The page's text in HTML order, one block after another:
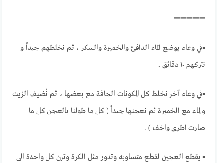
➖➖➖➖➖
▪في وعاء يوضع الماء الدافئ والخميرة والسكر ، ثم نخلطهم جيداً و
نتركهم ١٠ دقائق .
▪في وعاء آخر نخلط كل المكونات الجافة مع بعضها ، ثم نُضيف الزيت
والماء مع الخميرة ثم نعجنها جيداً ( كل ما طولنا بالعجن كل ما
صارت اطرى واخف ) .
▪ يقطع العجين لقطع متساويه وتدور مثل الكرة وتزن كل واحدة الى